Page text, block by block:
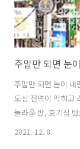
주말만 되면 눈이 내
도심 전역이 막히고
놀라움 반, 호기심
찾았습니다. 눈 소식
2021. 12. 8.